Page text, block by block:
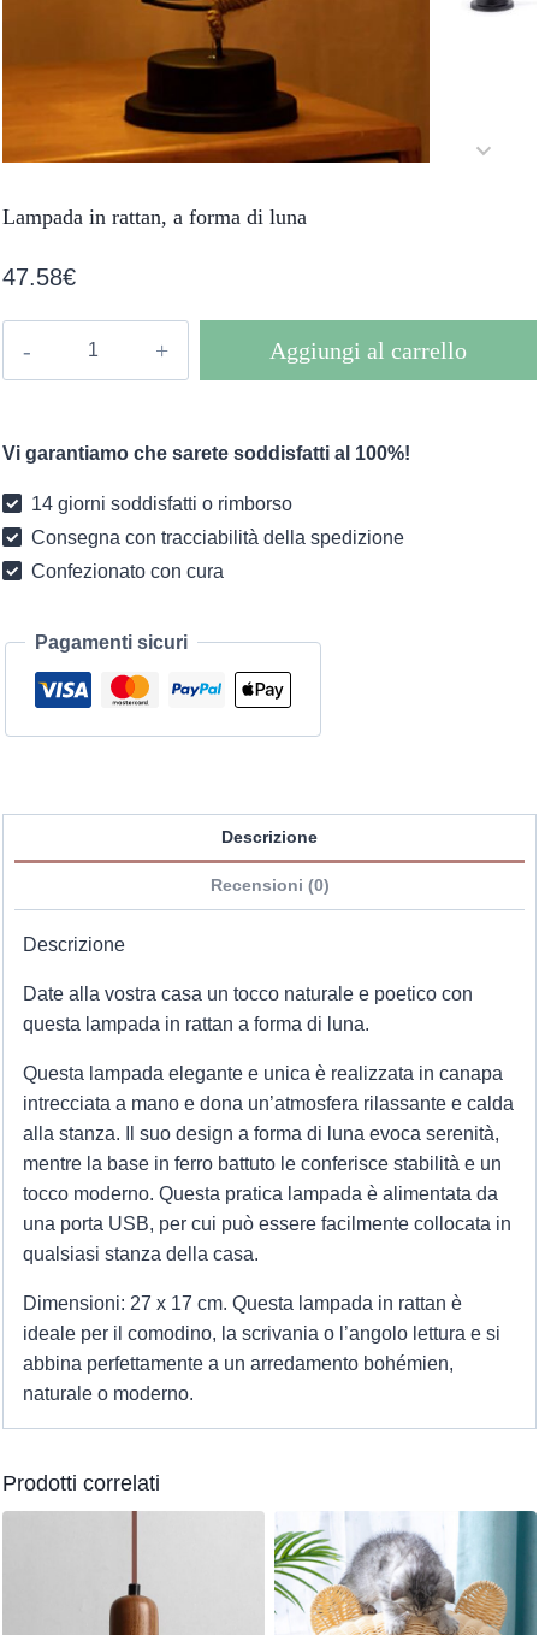
Lampada in rattan, a forma di luna
47.58€
forma
luna
quantità
Aggiungi al carrello
Vi garantiamo che sarete soddisfatti al 100%!
14 giorni soddisfatti o rimborso
Consegna con tracciabilità della spedizione
Confezionato con cura
Pagamenti sicuri
Descrizione
Recensioni (0)
Descrizione
Date alla vostra casa un tocco naturale e poetico con
questa lampada in rattan a forma di luna.
Questa lampada elegante e unica è realizzata in canapa
intrecciata a mano e dona un’atmosfera rilassante e calda
alla stanza. Il suo design a forma di luna evoca serenità,
mentre la base in ferro battuto le conferisce stabilità e un
tocco moderno. Questa pratica lampada è alimentata da
una porta USB, per cui può essere facilmente collocata in
qualsiasi stanza della casa.
Dimensioni: 27 x 17 cm. Questa lampada in rattan è
ideale per il comodino, la scrivania o l’angolo lettura e si
abbina perfettamente a un arredamento bohémien,
naturale o moderno.
Prodotti correlati